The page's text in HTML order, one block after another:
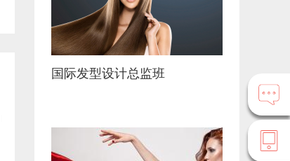
国际发型设计总监班